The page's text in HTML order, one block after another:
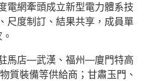
電網牽頭成立新型電力體系技
尺度制訂、結果共享，成員單
馬店—武漢、福州—廈門特高
質裝備等供給商；甘肅玉門、